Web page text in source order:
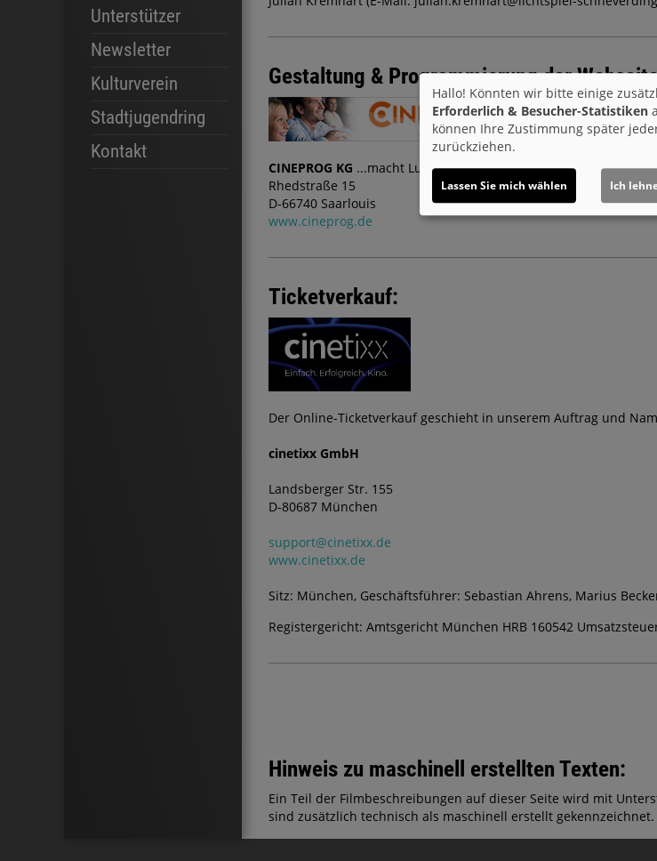
Unterstützer
Newsletter
Kulturverein
Stadtjugendring
Kontakt
Gestaltung & Programmierung der
CINEPROG KG ...macht Lust auf dein Kino
Rhedstraße 15
D-66740 Saarlouis
www.cineprog.de
Ticketverkauf:
Der Online-Ticketverkauf geschieht in unserem Auftrag und
cinetixx GmbH
Landsberger Str. 155
D-80687 München
support@cinetixx.de
www.cinetixx.de
Sitz: München, Geschäftsführer: Sebastian Ahrens, Marius
Registergericht: Amtsgericht München HRB 160542
Hinweis zu maschinell erstellten Texten:
Ein Teil der Filmbeschreibungen auf dieser Seite wird mit
sind zusätzlich technisch als maschinell erstellt gekennzeichnet.
Hallo! Könnten wir bitte einige
Erforderlich & Besucher-Statistiken
können Ihre Zustimmung später
zurückziehen.
Lassen Sie mich wählen Ich